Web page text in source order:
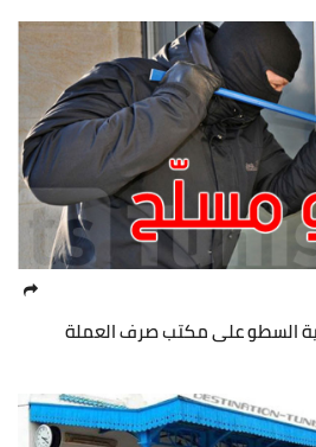
السطو على مكتب صرف العملة